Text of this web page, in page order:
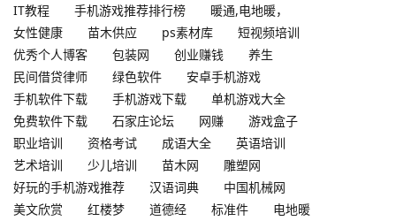
IT教程
手机游戏推荐排行榜
暖通,电地暖，
女性健康
苗木供应 ps素材库
短视频培训
优秀个人博客
包装网 创业赚钱
养生
民间借贷律师
绿色软件
安卓手机游戏
手机软件下载
手机游戏下载
单机游戏大全
免费软件下载
石家庄论坛 网赚
游戏盒子
职业培训
资格考试 成语大全
英语培训
艺术培训
少儿培训 苗木网
雕塑网
好玩的手机游戏推荐
汉语词典
中国机械网
美文欣赏
红楼梦 道德经 标准件
电地暖